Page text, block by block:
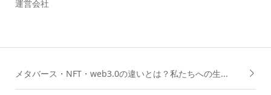
運営会社
メタバース・NFT・web3.0の違いとは？私たちへの生...